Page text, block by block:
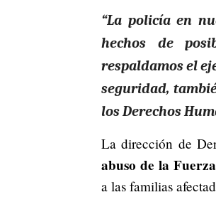
“La policía en
hechos de
respaldamos el
seguridad,
los Derechos
La dirección de
abuso de la
a las familias